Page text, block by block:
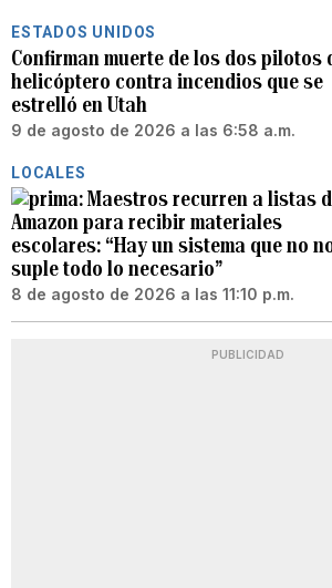
ESTADOS UNIDOS
Confirman muerte de los dos pilotos
helicóptero contra incendios que se
estrelló en Utah
9 de agosto de 2026 a las 6:58 a.m.
LOCALES
Maestros recurren a listas
Amazon para recibir materiales
escolares: “Hay un sistema que no
suple todo lo necesario”
8 de agosto de 2026 a las 11:10 p.m.
PUBLICIDAD